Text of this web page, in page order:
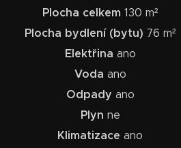
Plocha celkem 130 m²
Plocha bydlení (bytu) 76 m²
Elektřina ano
Voda ano
Odpady ano
Plyn ne
Klimatizace ano